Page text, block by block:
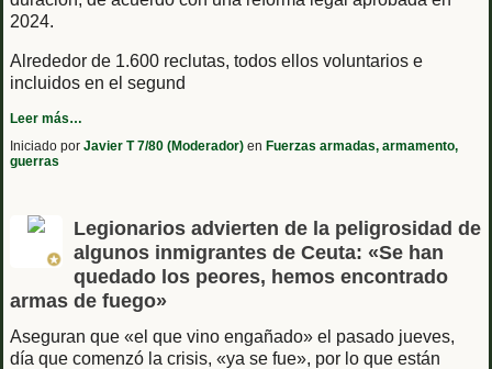
2024.
Alrededor de 1.600 reclutas, todos ellos voluntarios e
incluidos en el segund
Leer más…
Iniciado por Javier T 7/80 (Moderador) en Fuerzas armadas, armamento,
guerras
Legionarios advierten de la peligrosidad de
algunos inmigrantes de Ceuta: «Se han
quedado los peores, hemos encontrado
armas de fuego»
Aseguran que «el que vino engañado» el pasado jueves,
día que comenzó la crisis, «ya se fue», por lo que están